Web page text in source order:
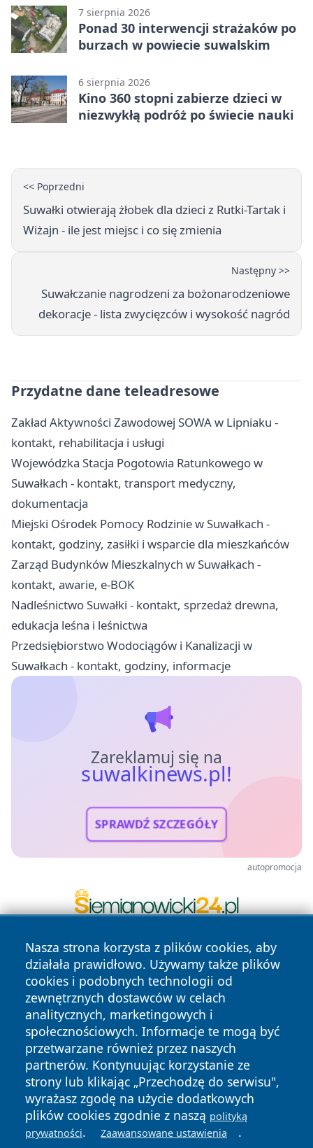
7 sierpnia 2026
Ponad 30 interwencji strażaków po
burzach w powiecie suwalskim
6 sierpnia 2026
Kino 360 stopni zabierze dzieci w
niezwykłą podróż po świecie nauki
<< Poprzedni
Suwałki otwierają żłobek dla dzieci z Rutki-Tartak i
Wiżajn - ile jest miejsc i co się zmienia
Następny >>
Suwałczanie nagrodzeni za bożonarodzeniowe
dekoracje - lista zwycięzców i wysokość nagród
Przydatne dane teleadresowe
Zakład Aktywności Zawodowej SOWA w Lipniaku -
kontakt, rehabilitacja i usługi
Wojewódzka Stacja Pogotowia Ratunkowego w
Suwałkach - kontakt, transport medyczny,
dokumentacja
Miejski Ośrodek Pomocy Rodzinie w Suwałkach -
kontakt, godziny, zasiłki i wsparcie dla mieszkańców
Zarząd Budynków Mieszkalnych w Suwałkach -
kontakt, awarie, e-BOK
Nadleśnictwo Suwałki - kontakt, sprzedaż drewna,
edukacja leśna i leśnictwa
Przedsiębiorstwo Wodociągów i Kanalizacji w
Suwałkach - kontakt, godziny, informacje
Zareklamuj się na
suwalkinews.pl!
SPRAWDŹ SZCZEGÓŁY
autopromocja
Nasza strona korzysta z plików cookies, aby
działała prawidłowo. Używamy także plików
cookies i podobnych technologii od
zewnętrznych dostawców w celach
analitycznych, marketingowych i
społecznościowych. Informacje te mogą być
przetwarzane również przez naszych
partnerów. Kontynuując korzystanie ze
strony lub klikając „Przechodzę do serwisu",
wyrażasz zgodę na użycie dodatkowych
plików cookies zgodnie z naszą polityką
prywatności. Zaawansowane ustawienia .
Copyright © 2026 suwalkinews.pl Wszystkie prawa
zastrzeżone.
News Autorzy
Polityka
Prywatności
Polityka
Cookies